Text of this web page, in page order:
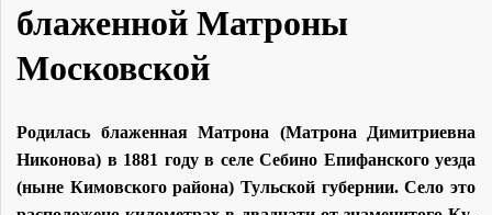
блаженной Матроны
Московской
Ро­ди­лась бла­жен­ная Мат­ро­на (Мат­ро­на Ди­мит­ри­ев­на
Ни­ко­но­ва) в 1881 го­ду в се­ле Се­би­но Епи­фан­ско­го уез­да
(ныне Ки­мов­ско­го рай­о­на) Туль­ской гу­бер­нии. Се­ло это